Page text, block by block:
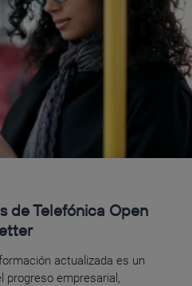
de Telefónica Open
actualizada es un
progreso empresarial,